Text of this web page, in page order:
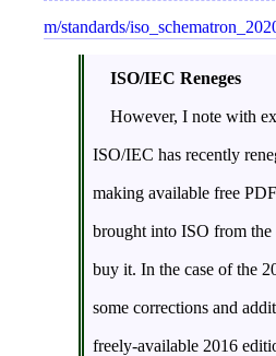
m/standards/
ISO/IEC Reneges
However, I note with
ISO/IEC has recently
making available free
brought into ISO from
buy it. In the case of the
some corrections and
freely-available 2016